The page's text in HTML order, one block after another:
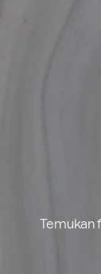
Temukan